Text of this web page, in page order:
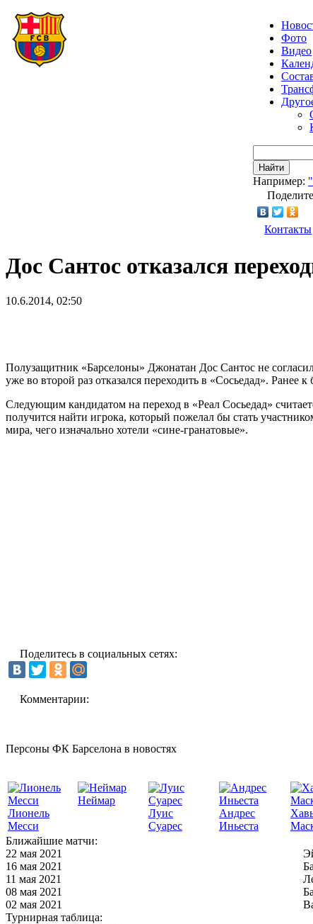
Фото
Видео
Найти
Например:
Контакты
Дос Сантос отказался
10.6.2014, 02:50
Полузащитник «Барселоны» Джонатан Дос Сантос не
уже во второй раз отказался переходить в «Сосьедад». Ранее
Следующим кандидатом на переход в «Реал Сосьедад»
получится найти игрока, который пожелал бы стать
мира, чего изначально хотели «сине-гранатовые».
Поделитесь в социальных сетях:
Комментарии:
Персоны ФК Барселона в новостях
Лионель
Месси
Неймар
Луис
Суарес
Андрес
Иньеста
Ближайшие матчи:
22 мая 2021
16 мая 2021
11 мая 2021
08 мая 2021
02 мая 2021
Турнирная таблица: